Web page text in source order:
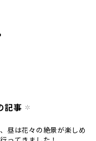
記事
昼は花々の絶景が楽しめ